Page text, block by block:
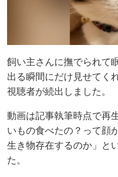
飼い主さんに撫でられて
出る瞬間にだけ見せてく
視聴者が続出しました。
動画は記事執筆時点で再
いもの食べたの？って顔
生き物存在するのか」と
た。